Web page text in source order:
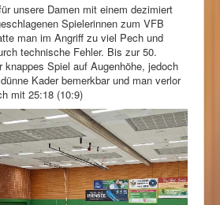
unsere Damen mit einem dezimiert
Spielerinnen zum VFB
man im Angriff zu viel Pech und
technische Fehler. Bis zur 50.
knappes Spiel auf Augenhöhe, jedoch
Kader bemerkbar und man verlor
mit 25:18 (10:9)